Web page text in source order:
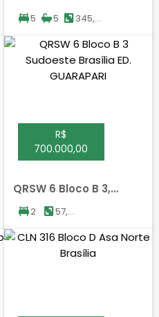
JARDIM BOTANICO,
BRASILIA
5 5
345,00
R$
700.000,00
QRSW 6 Bloco B 3,
SUDOESTE, BRASILIA
2
57,00